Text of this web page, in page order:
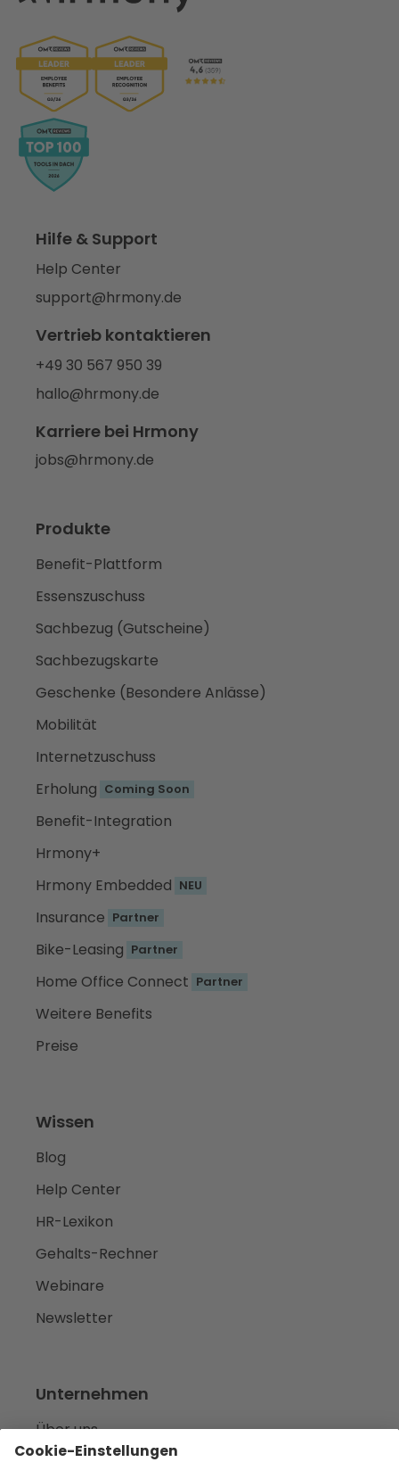
Hilfe & Support
Help Center
support@hrmony.de
Vertrieb kontaktieren
+49 30 567 950 39
hallo@hrmony.de
Karriere bei Hrmony
jobs@hrmony.de
Produkte
Benefit-Plattform
Essenszuschuss
Sachbezug (Gutscheine)
Sachbezugskarte
Geschenke (Besondere Anlässe)
Mobilität
Internetzuschuss
Erholung Coming Soon
Benefit-Integration
Hrmony+
Hrmony Embedded NEU
Insurance Partner
Bike-Leasing Partner
Home Office Connect Partner
Weitere Benefits
Preise
Wissen
Blog
Help Center
HR-Lexikon
Gehalts-Rechner
Webinare
Newsletter
Unternehmen
Über uns